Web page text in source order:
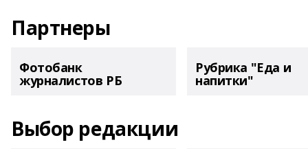
Партнеры
Фотобанк
журналистов РБ
Рубрика "Еда и
напитки"
Выбор редакции